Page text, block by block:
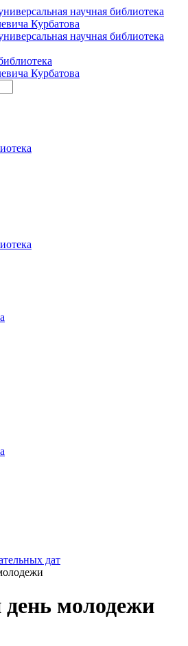
Курбатова
дат
молодежи